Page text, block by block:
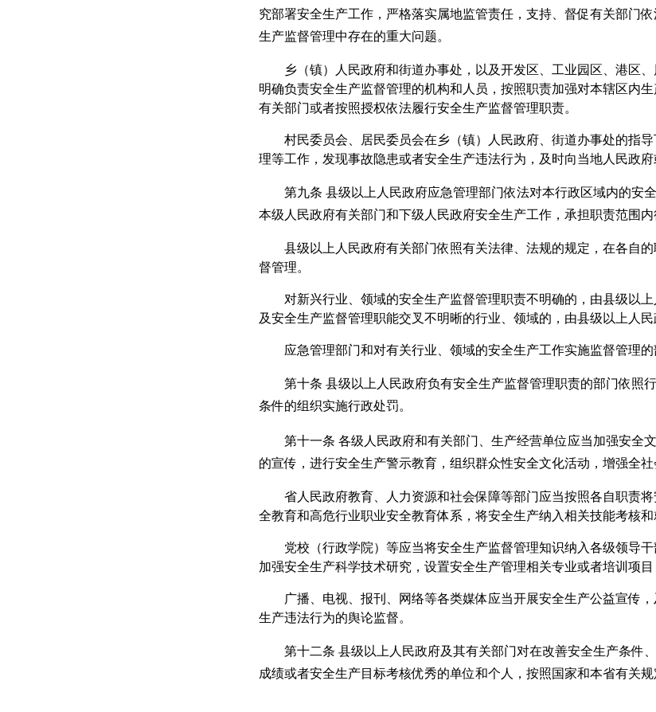
究部署安全生产工作，严格落实属地监管责任，支持、督促有关部门
生产监督管理中存在的重大问题。
乡（镇）人民政府和街道办事处，以及开发区、工业园区、港区
明确负责安全生产监督管理的机构和人员，按照职责加强对本辖区内
有关部门或者按照授权依法履行安全生产监督管理职责。
村民委员会、居民委员会在乡（镇）人民政府、街道办事处的指
理等工作，发现事故隐患或者安全生产违法行为，及时向当地人民政府
第九条 县级以上人民政府应急管理部门依法对本行政区域内的安
本级人民政府有关部门和下级人民政府安全生产工作，承担职责范围
县级以上人民政府有关部门依照有关法律、法规的规定，在各自
督管理。
对新兴行业、领域的安全生产监督管理职责不明确的，由县级以
及安全生产监督管理职能交叉不明晰的行业、领域的，由县级以上人
应急管理部门和对有关行业、领域的安全生产工作实施监督管理
第十条 县级以上人民政府负有安全生产监督管理职责的部门依照
条件的组织实施行政处罚。
第十一条 各级人民政府和有关部门、生产经营单位应当加强安全
的宣传，进行安全生产警示教育，组织群众性安全文化活动，增强全社
省人民政府教育、人力资源和社会保障等部门应当按照各自职责
全教育和高危行业职业安全教育体系，将安全生产纳入相关技能考核和
党校（行政学院）等应当将安全生产监督管理知识纳入各级领导
加强安全生产科学技术研究，设置安全生产管理相关专业或者培训项目
广播、电视、报刊、网络等各类媒体应当开展安全生产公益宣传
生产违法行为的舆论监督。
第十二条 县级以上人民政府及其有关部门对在改善安全生产条件
成绩或者安全生产目标考核优秀的单位和个人，按照国家和本省有关规